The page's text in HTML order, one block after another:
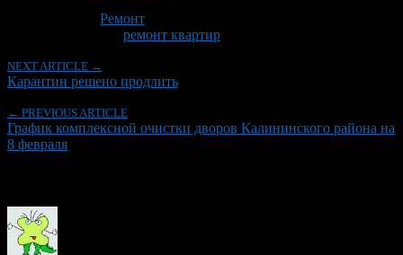
Ремонт
ремонт квартир
NEXT ARTICLE →
Карантин решено продлить
← PREVIOUS ARTICLE
График комплексной очистки дворов Калининского района на
8 февраля